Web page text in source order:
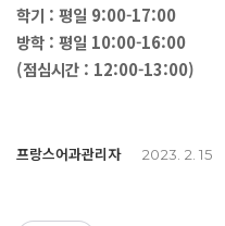
학기 : 평일 9:00-17:00
방학 : 평일 10:00-16:00
(점심시간 : 12:00-13:00)
프랑스어과관리자 2023. 2. 15